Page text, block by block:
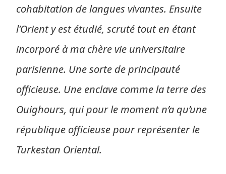
cohabitation de langues vivantes. Ensuite
l’Orient y est étudié, scruté tout en étant
incorporé à ma chère vie universitaire
parisienne. Une sorte de principauté
officieuse. Une enclave comme la terre des
Ouighours, qui pour le moment n’a qu’une
république officieuse pour représenter le
Turkestan Oriental.